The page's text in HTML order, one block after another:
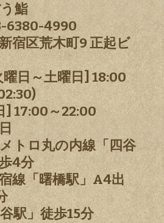
鮨
6380-4990
宿区荒木町9 正起ビ
日～土曜日] 18:00
] 17:00～22:00
トロ丸の内線「四谷
4分
線「曙橋駅」A4出
駅」徒歩15分